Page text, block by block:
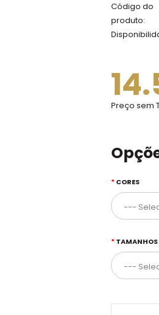
Código do
produto:
Preço sem
CORES
TAMANHOS